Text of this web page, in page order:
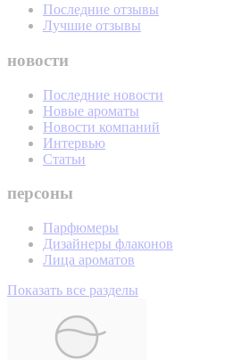
Последние отзывы
Лучшие отзывы
новости
Последние новости
Новые ароматы
Новости компаний
Интервью
Статьи
персоны
Парфюмеры
Дизайнеры флаконов
Лица ароматов
Показать все разделы